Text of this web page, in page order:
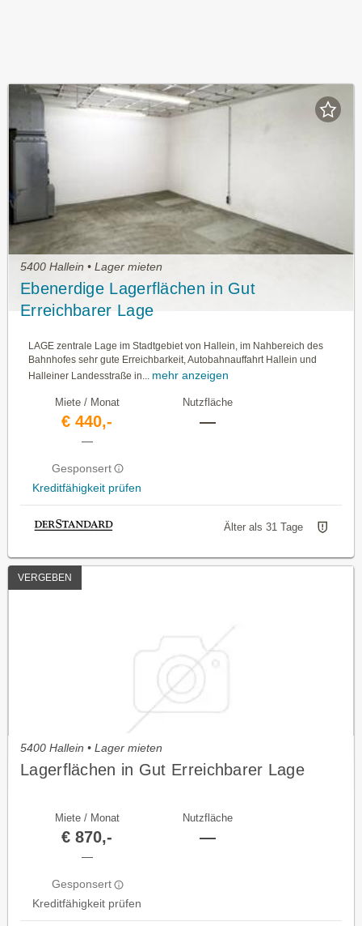
5400 Hallein • Lager mieten
Ebenerdige Lagerflächen in Gut
Erreichbarer Lage
LAGE zentrale Lage im Stadtgebiet von Hallein, im Nahbereich des
Bahnhofes sehr gute Erreichbarkeit, Autobahnauffahrt Hallein und
Halleiner Landesstraße in... mehr anzeigen
Miete / Monat
€ 440,-
—
Gesponsert
Kreditfähigkeit prüfen
Nutzfläche
—
Älter als 31 Tage
VERGEBEN
5400 Hallein • Lager mieten
Lagerflächen in Gut Erreichbarer Lage
Miete / Monat
€ 870,-
—
Gesponsert
Kreditfähigkeit prüfen
Nutzfläche
—